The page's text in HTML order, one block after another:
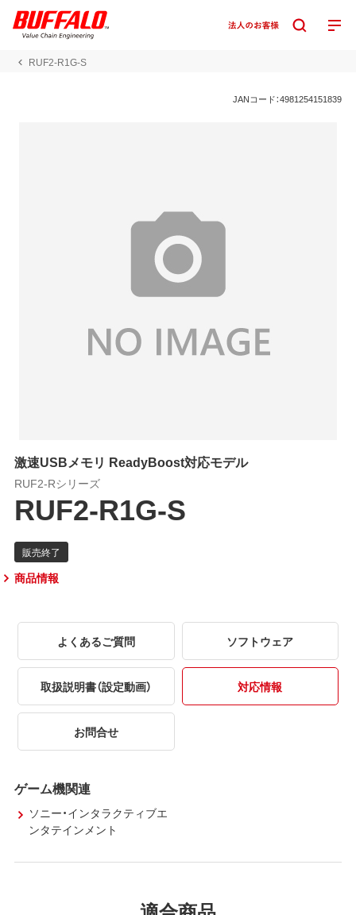
RUF2-R1G-S
JANコード：4981254151839
激速USBメモリ ReadyBoost対応モデル
RUF2-Rシリーズ
RUF2-R1G-S
商品情報
よくあるご質問 ソフトウェア
取扱説明書（設定動画） 対応情報
お問合せ
ゲーム機関連
ソニー・インタラクティブエ
ンタテインメント